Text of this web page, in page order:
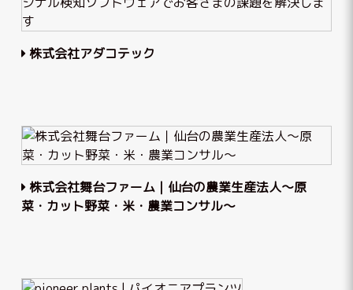
株式会社アダコテック
株式会社舞台ファーム｜仙台の農業生産法人～原
菜・カット野菜・米・農業コンサル～